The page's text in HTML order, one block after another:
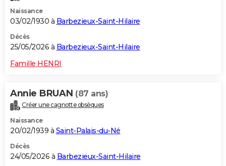
Naissance
03/02/1930 à Barbezieux-Saint-Hilaire
Décès
25/05/2026 à Barbezieux-Saint-Hilaire
Famille HENRI
Annie BRUAN (87 ans)
Créer une cagnotte obsèques
Naissance
20/02/1939 à Saint-Palais-du-Né
Décès
24/05/2026 à Barbezieux-Saint-Hilaire